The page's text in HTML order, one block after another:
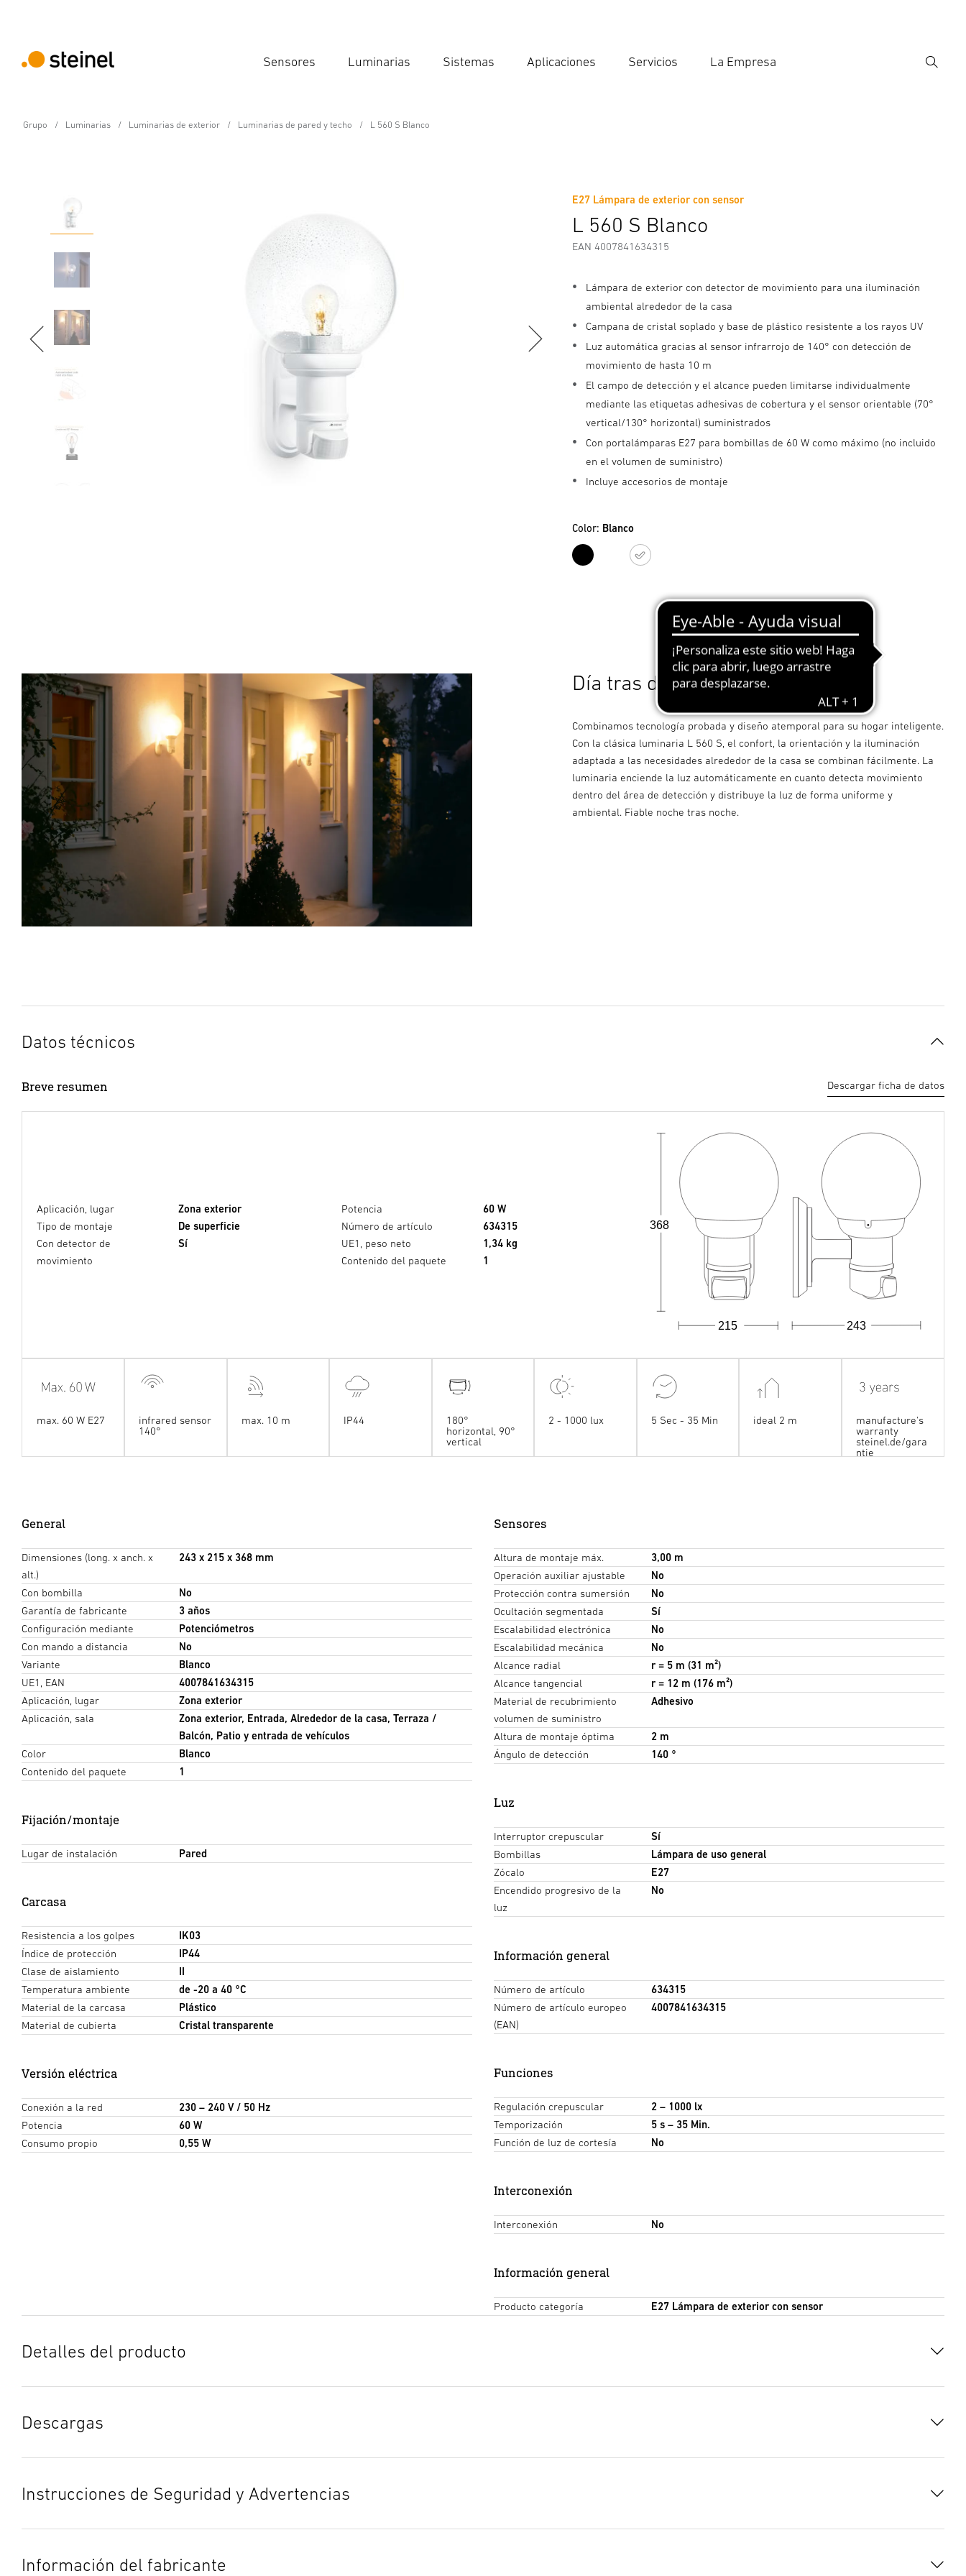
Sensores Luminarias Sistemas Aplicaciones Servicios La Empresa
Grupo Luminarias Luminarias de exterior Luminarias de pared y techo L 560 S Blanco
E27 Lámpara de exterior con sensor
L 560 S Blanco
EAN 4007841634315
Lámpara de exterior con detector de movimiento para una iluminación
ambiental alrededor de la casa
Campana de cristal soplado y base de plástico resistente a los rayos UV
Luz automática gracias al sensor infrarrojo de 140° con detección de
movimiento de hasta 10 m
El campo de detección y el alcance pueden limitarse individualmente
mediante las etiquetas adhesivas de cobertura y el sensor orientable (70°
vertical/130° horizontal) suministrados
Con portalámparas E27 para bombillas de 60 W como máximo (no incluido
en el volumen de suministro)
Incluye accesorios de montaje
Color: Blanco
NegroBlanco
Instrucciones de Seguridad y Advertencias Información del fabricante
Día tras día. Un clásico redondo.
Combinamos tecnología probada y diseño atemporal para su hogar inteligente.
Con la clásica luminaria L 560 S, el confort, la orientación y la iluminación
adaptada a las necesidades alrededor de la casa se combinan fácilmente. La
luminaria enciende la luz automáticamente en cuanto detecta movimiento
dentro del área de detección y distribuye la luz de forma uniforme y
ambiental. Fiable noche tras noche.
Datos técnicos
Breve resumen Descargar ficha de datos
Aplicación, lugar
Zona exterior
Tipo de montaje
De superficie
Con detector de
movimiento
Sí
Potencia
60 W
Número de artículo
634315
UE1, peso neto
1,34 kg
Contenido del paquete
1
215 243
368
max. 60 W E27
infrared sensor
140°
max. 10 m IP44
180°
horizontal, 90°
vertical
2 - 1000 lux 5 Sec - 35 Min ideal 2 m
manufacture's
warranty
steinel.de/gara
ntie
General
Dimensiones (long. x anch. x
alt.)
243 x 215 x 368 mm
Con bombilla
No
Garantía de fabricante
3 años
Configuración mediante
Potenciómetros
Con mando a distancia
No
Variante
Blanco
UE1, EAN
4007841634315
Aplicación, lugar
Zona exterior
Aplicación, sala
Zona exterior, Entrada, Alrededor de la casa, Terraza /
Balcón, Patio y entrada de vehículos
Color
Blanco
Contenido del paquete
1
Fijación/montaje
Lugar de instalación Pared
Carcasa
Resistencia a los golpes
IK03
Índice de protección
IP44
Clase de aislamiento
II
Temperatura ambiente
de -20 a 40 °C
Material de la carcasa
Plástico
Material de cubierta
Cristal transparente
Versión eléctrica
Conexión a la red
230 – 240 V / 50 Hz
Potencia
60 W
Consumo propio
0,55 W
Sensores
Altura de montaje máx.
3,00 m
Operación auxiliar ajustable
No
Protección contra sumersión
No
Ocultación segmentada
Sí
Escalabilidad electrónica
No
Escalabilidad mecánica
No
Alcance radial
r = 5 m (31 m²)
Alcance tangencial
r = 12 m (176 m²)
Material de recubrimiento
volumen de suministro
Adhesivo
Altura de montaje óptima
2 m
Ángulo de detección
140 °
Luz
Interruptor crepuscular
Sí
Bombillas
Lámpara de uso general
Zócalo
E27
Encendido progresivo de la
luz
No
Información general
Número de artículo
634315
Número de artículo europeo
(EAN)
4007841634315
Funciones
Regulación crepuscular
2 – 1000 lx
Temporización
5 s – 35 Min.
Función de luz de cortesía
No
Interconexión
Interconexión No
Información general
Producto categoría E27 Lámpara de exterior con sensor
Detalles del producto
Descargas
Instrucciones de uso(PDF, 3 MB)
Declaración de conformidad UE(PDF, 124 KB)
Instrucciones de Seguridad y Advertencias
Protegido por derechos de autor. Queda terminantemente
Información del fabricante